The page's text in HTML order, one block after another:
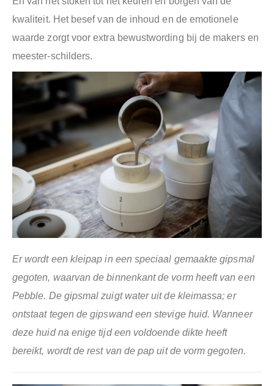
kwaliteit. Het besef van de inhoud en de emotionele
waarde zorgt voor extra bewustwording bij de makers en
meester-schilders.
Er wordt een kleipap in een speciaal gemaakte gipsmal
gegoten, waarvan de binnenkant de vorm heeft van een
Pebble. De gipsmal zuigt water uit de kleimassa; er
ontstaat tegen de gipswand een stevige huid. Wanneer
deze huid na enige tijd een voldoende dikte heeft
bereikt, wordt de rest van de pap uit de vorm gegoten.